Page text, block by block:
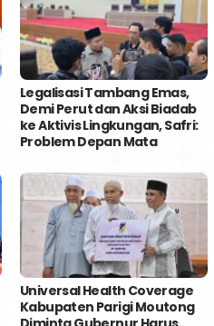
Legalisasi Tambang Emas,
Demi Perut dan Aksi Biadab
ke Aktivis Lingkungan, Safri:
Problem Depan Mata
Universal Health Coverage
Kabupaten Parigi Moutong